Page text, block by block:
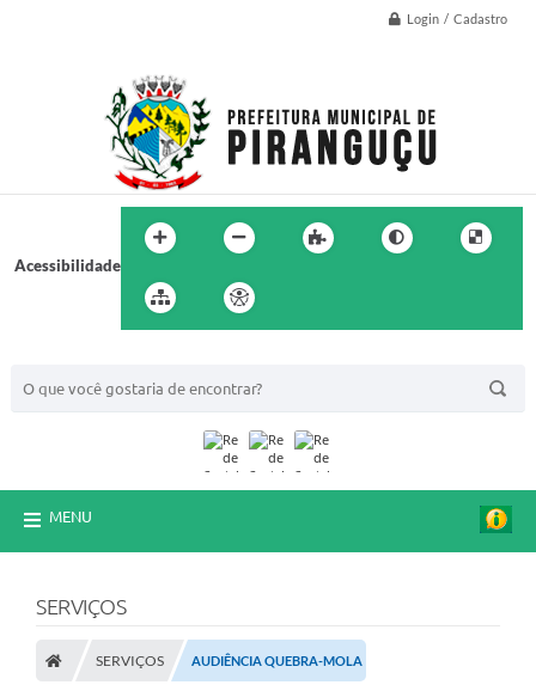
Login / Cadastro
Acessibilidade
MENU
SERVIÇOS
SERVIÇOS AUDIÊNCIA QUEBRA-MOLA